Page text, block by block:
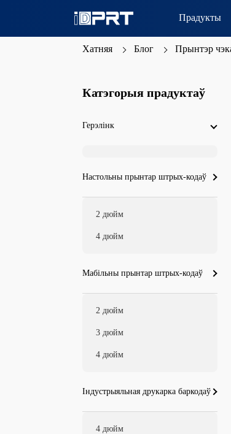
Прадукты
Хатняя Блог Прынтэр
Катэгорыя прадуктаў
Герэлінк
Настольны прынтар штрых-кодаў
2 дюйм
4 дюйм
Мабільны прынтар штрых-кодаў
2 дюйм
3 дюйм
4 дюйм
Індустрыяльная друкарка баркодаў
4 дюйм